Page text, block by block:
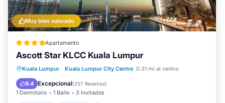
Muy bien valorado
Apartamento
Ascott Star KLCC Kuala Lumpur
Kuala Lumpur · Kuala Lumpur City Centre 0.31 mi al centro
9.4 Excepcional(257 Reseñas)
1 Dormitorio 1 Baño 3 Invitados
Desayuno Piscina
Cocina
Aire acondicionado